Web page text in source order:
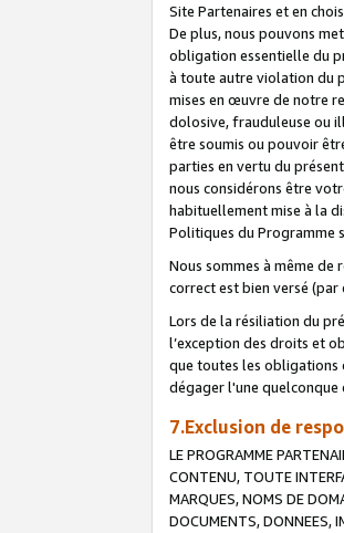
Site Partenaires et en
De plus, nous pouvons
obligation essentielle du
à toute autre violation du
mises en œuvre de notre
dolosive, frauduleuse ou
être soumis ou pouvoir
parties en vertu du
nous considérons être
habituellement mise à la
Politiques du Programme
Nous sommes à même
correct est bien versé (par
Lors de la résiliation du
l’exception des droits et
que toutes les obligations
dégager l'une quelconque
7.Exclusion de
LE PROGRAMME
CONTENU, TOUTE
MARQUES, NOMS DE
DOCUMENTS, DONNEES,